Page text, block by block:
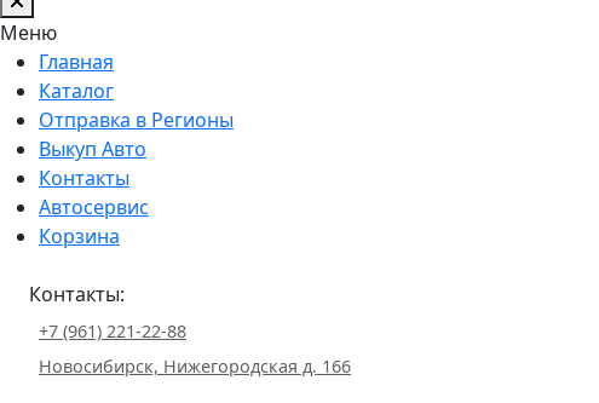
Меню
Главная
Каталог
Отправка в Регионы
Выкуп Авто
Контакты
Автосервис
Корзина
Контакты:
+7 (961) 221-22-88
Новосибирск, Нижегородская д. 166